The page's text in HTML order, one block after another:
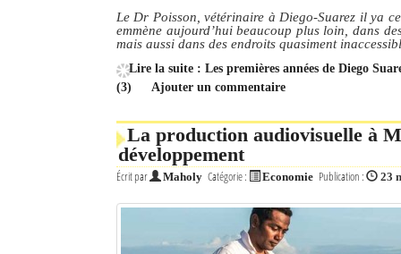
L'actualité du tourisme
Le Dr Poisson, vétérinaire à Diego-Suarez il ya
emmène aujourd’hui beaucoup plus loin, dans
mais aussi dans des endroits quasiment
Lire la suite : Les premières années de Diego
(3)
Ajouter un commentaire
La production audiovisuelle à
développement
Écrit par Maholy Catégorie : Economie Publication : 23